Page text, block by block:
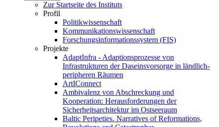
Zur Startseite des Instituts
Profil
Politikwissenschaft
Kommunikationswissenschaft
Forschungsinformationssystem (FIS)
Projekte
AdaptInfra - Adaptionsprozesse von
Infrastrukturen der Daseinsvorsorge in ländlich-
peripheren Räumen
ArtIConnect
Ambivalenz von Abschreckung und
Kooperation: Herausforderungen der
Sicherheitsarchitektur im Ostseeraum
Baltic Peripeties. Narratives of Reformations,